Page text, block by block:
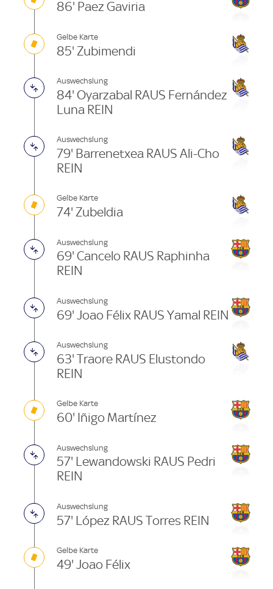
86' Paez Gaviria
Gelbe Karte
85' Zubimendi
Auswechslung
84' Oyarzabal RAUS Fernández
Luna REIN
Auswechslung
79' Barrenetxea RAUS Ali-Cho
REIN
Gelbe Karte
74' Zubeldia
Auswechslung
69' Cancelo RAUS Raphinha
REIN
Auswechslung
69' Joao Félix RAUS Yamal REIN
Auswechslung
63' Traore RAUS Elustondo
REIN
Gelbe Karte
60' Iñigo Martínez
Auswechslung
57' Lewandowski RAUS Pedri
REIN
Auswechslung
57' López RAUS Torres REIN
Gelbe Karte
49' Joao Félix